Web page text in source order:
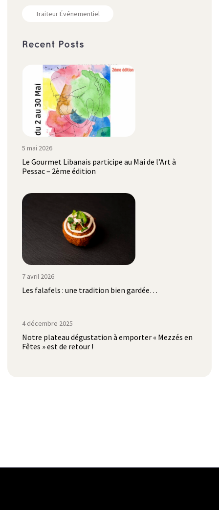
Traiteur Événementiel
Recent Posts
5 mai 2026
Le Gourmet Libanais participe au Mai de l’Art à
Pessac – 2ème édition
7 avril 2026
Les falafels : une tradition bien gardée…
4 décembre 2025
Notre plateau dégustation à emporter « Mezzés en
Fêtes » est de retour !